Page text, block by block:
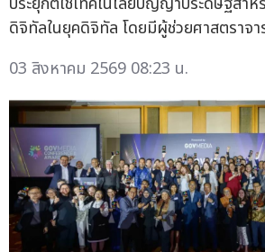
ดิจิทัลในยุคดิจิทัล โดยมีผู้ช่วยศาสตราจา
03 สิงหาคม 2569 08:23 น.